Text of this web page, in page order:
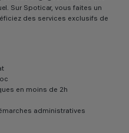
Sur Spoticar, vous faites un
des services exclusifs de
en moins de 2h
administratives